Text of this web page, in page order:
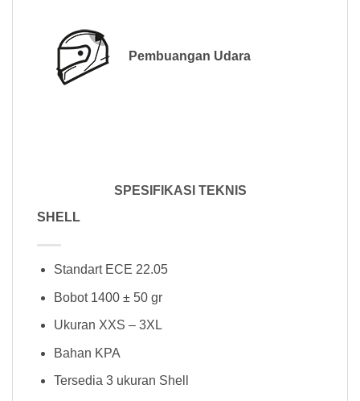
Pembuangan Udara
SPESIFIKASI TEKNIS
SHELL
Standart ECE 22.05
Bobot 1400 ± 50 gr
Ukuran XXS – 3XL
Bahan KPA
Tersedia 3 ukuran Shell